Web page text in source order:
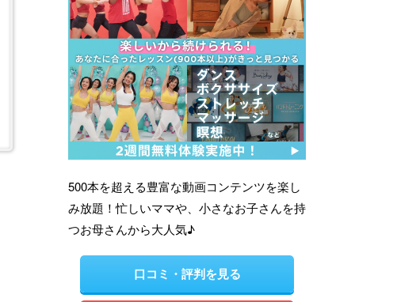
500本を超える豊富な動画コンテンツを楽し
み放題！忙しいママや、小さなお子さんを持
つお母さんから大人気♪
口コミ・評判を見る